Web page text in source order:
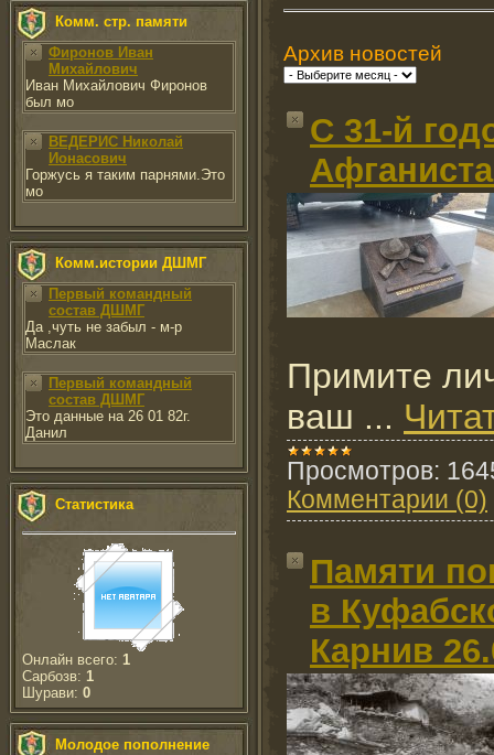
Комм. стр. памяти
Фиронов Иван
Михайлович
Иван Михайлович Фиронов
был мо
ВЕДЕРИС Николай
Ионасович
Горжусь я таким парнями.Это
мо
Комм.истории ДШМГ
Первый командный
состав ДШМГ
Да ,чуть не забыл - м-р
Маслак
Первый командный
состав ДШМГ
Это данные на 26 01 82г.
Данил
Статистика
Онлайн всего: 1
Сарбозв: 1
Шурави: 0
Молодое пополнение
Архив новостей
С 31-й
Примите
ваш ...
Просмотров:
Комментарии (0)
Памяти
в
Карнив